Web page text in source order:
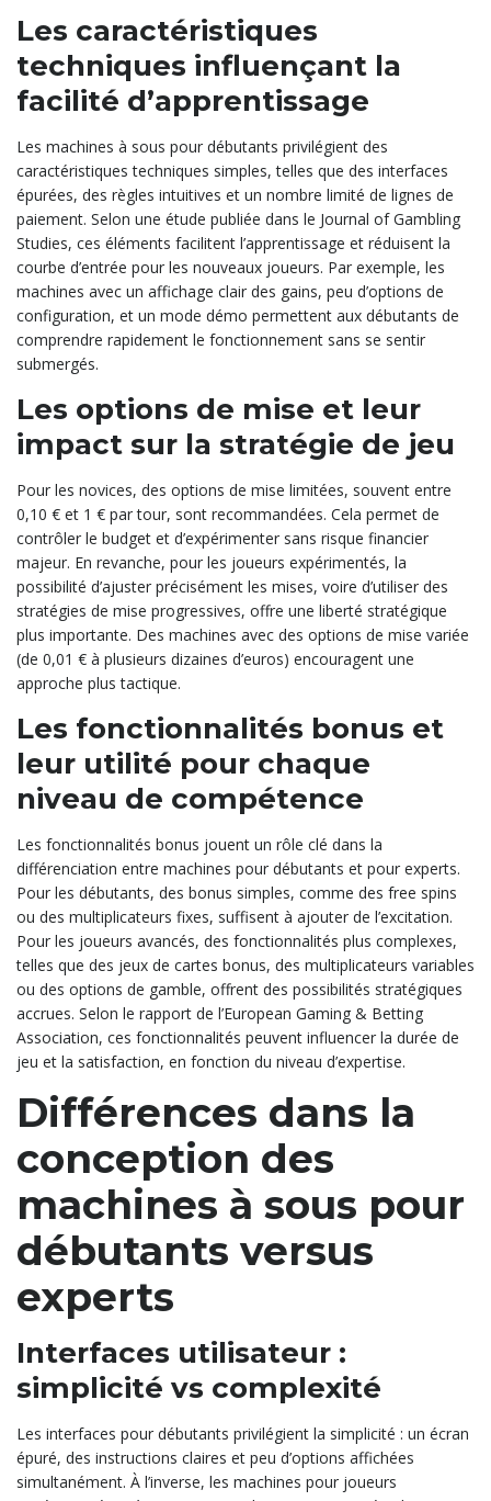
Les caractéristiques
techniques influençant la
facilité d’apprentissage
Les machines à sous pour débutants privilégient des
caractéristiques techniques simples, telles que des interfaces
épurées, des règles intuitives et un nombre limité de lignes de
paiement. Selon une étude publiée dans le Journal of Gambling
Studies, ces éléments facilitent l’apprentissage et réduisent la
courbe d’entrée pour les nouveaux joueurs. Par exemple, les
machines avec un affichage clair des gains, peu d’options de
configuration, et un mode démo permettent aux débutants de
comprendre rapidement le fonctionnement sans se sentir
submergés.
Les options de mise et leur
impact sur la stratégie de jeu
Pour les novices, des options de mise limitées, souvent entre
0,10 € et 1 € par tour, sont recommandées. Cela permet de
contrôler le budget et d’expérimenter sans risque financier
majeur. En revanche, pour les joueurs expérimentés, la
possibilité d’ajuster précisément les mises, voire d’utiliser des
stratégies de mise progressives, offre une liberté stratégique
plus importante. Des machines avec des options de mise variée
(de 0,01 € à plusieurs dizaines d’euros) encouragent une
approche plus tactique.
Les fonctionnalités bonus et
leur utilité pour chaque
niveau de compétence
Les fonctionnalités bonus jouent un rôle clé dans la
différenciation entre machines pour débutants et pour experts.
Pour les débutants, des bonus simples, comme des free spins
ou des multiplicateurs fixes, suffisent à ajouter de l’excitation.
Pour les joueurs avancés, des fonctionnalités plus complexes,
telles que des jeux de cartes bonus, des multiplicateurs variables
ou des options de gamble, offrent des possibilités stratégiques
accrues. Selon le rapport de l’European Gaming & Betting
Association, ces fonctionnalités peuvent influencer la durée de
jeu et la satisfaction, en fonction du niveau d’expertise.
Différences dans la
conception des
machines à sous pour
débutants versus
experts
Interfaces utilisateur :
simplicité vs complexité
Les interfaces pour débutants privilégient la simplicité : un écran
épuré, des instructions claires et peu d’options affichées
simultanément. À l’inverse, les machines pour joueurs